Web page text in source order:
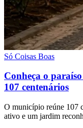
Só Coisas Boas
Conheça o
107 centenários
O município reúne 107
ativo e um jardim